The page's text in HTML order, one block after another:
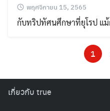
พฤศจิกายน 15, 2565
กับทริปทัศนศึกษาที่ยุโรป แ
1
เกี่ยวกับ true